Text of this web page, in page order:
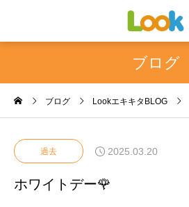
ブログ
ブログ LookエキキタBLOG
過去 2025.03.20
ホワイトデー🌹